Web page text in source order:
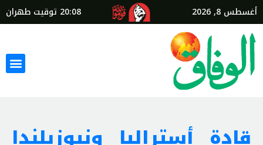
أغسطس 8, 2026 20:08 توقيت طهران
قادة أستراليا ونيوزيلندا